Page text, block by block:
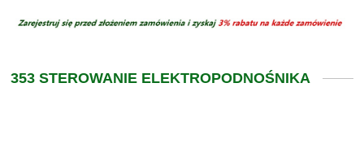
353 STEROWANIE ELEKTROPODNOŚNIKA